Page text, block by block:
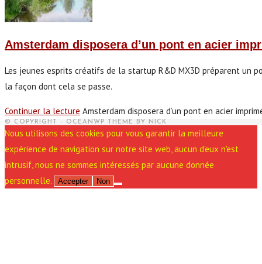
Amsterdam disposera d’un pont en acier
Les jeunes esprits créatifs de la startup R&D MX3D préparent un
la façon dont cela se passe.
Continuer la lecture Amsterdam disposera d’un pont en acier
© COPYRIGHT - OCEANWP THEME BY NICK
Nous utilisons des cookies pour vous garantir la meilleure
expérience de navigation sur notre site web, aucun d'eux n'est
intrusif, nous ne sommes intéressés par aucune donnée
personnelle.
Accepter Non